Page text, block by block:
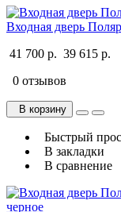
Входная дверь
41 700 р. 39 615 р.
0 отзывов
В корзину
Быстрый
В закладки
В сравнение